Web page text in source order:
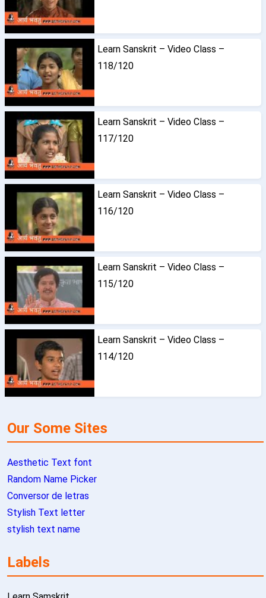
Learn Sanskrit – Video Class –
118/120
Learn Sanskrit – Video Class –
117/120
Learn Sanskrit – Video Class –
116/120
Learn Sanskrit – Video Class –
115/120
Learn Sanskrit – Video Class –
114/120
Our Some Sites
Aesthetic Text font
Random Name Picker
Conversor de letras
Stylish Text letter
stylish text name
Labels